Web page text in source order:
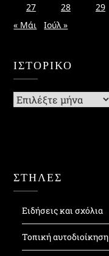
27
28 29
« Μάι
Ιούλ »
ΙΣΤΟΡΙΚΌ
Ιστορικό
ΣΤΗΛΕΣ
Ειδήσεις και σχόλια
Τοπική αυτοδιοίκηση